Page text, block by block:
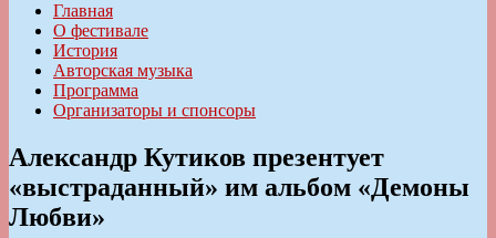
Главная
О фестивале
История
Авторская музыка
Программа
Организаторы и спонсоры
Александр Кутиков презентует
«выстраданный» им альбом «Демоны
Любви»